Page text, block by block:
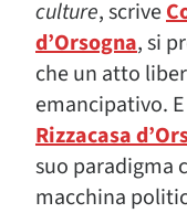
culture, scrive
d’Orsogna, si
che un atto
emancipativo.
Rizzacasa
suo paradigma
macchina